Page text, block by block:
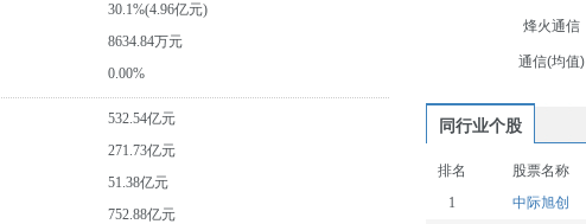
30.1%(4.96亿元)
8634.84万元
0.00%
532.54亿元
271.73亿元
51.38亿元
752.88亿元
烽火通信
通信(均值)
同行业个股
排名 股票名称
1
中际旭创